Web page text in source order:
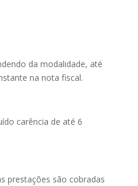
da modalidade, até
na nota fiscal.
carência de até 6
prestações são cobradas